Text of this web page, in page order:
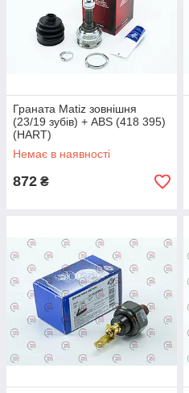
Граната Matiz зовнішня
(23/19 зубів) + ABS (418 395)
(HART)
Немає в наявності
872 ₴